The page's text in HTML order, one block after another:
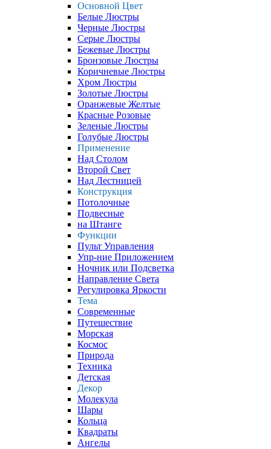
Основной Цвет
Белые Люстры
Черные Люстры
Серые Люстры
Бежевые Люстры
Бронзовые Люстры
Коричневые Люстры
Хром Люстры
Золотые Люстры
Оранжевые Желтые
Красные Розовые
Зеленые Люстры
Голубые Люстры
Применение
Над Столом
Второй Свет
Над Лестницей
Конструкция
Потолочные
Подвесные
на Штанге
Функции
Пульт Управления
Упр-ние Приложением
Ночник или Подсветка
Направление Света
Регулировка Яркости
Тема
Современные
Путешествие
Морская
Космос
Природа
Техника
Детская
Декор
Молекула
Шары
Кольца
Квадраты
Ангелы